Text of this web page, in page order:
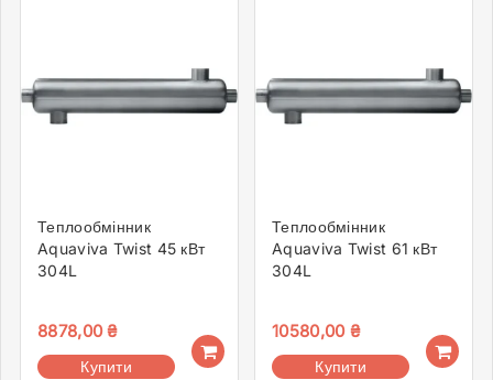
Теплообмінник
Aquaviva Twist 45 кВт
304L
8878,00₴
Купити
Теплообмінник
Aquaviva Twist 61 кВт
304L
10580,00 ₴
Купити